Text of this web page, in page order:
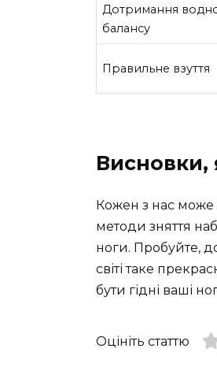
Дотримання
балансу
Правильне взуття
Висновки,
Кожен з нас може
методи зняття
ноги. Пробуйте,
світі таке
бути гідні ваші
Оцініть статтю